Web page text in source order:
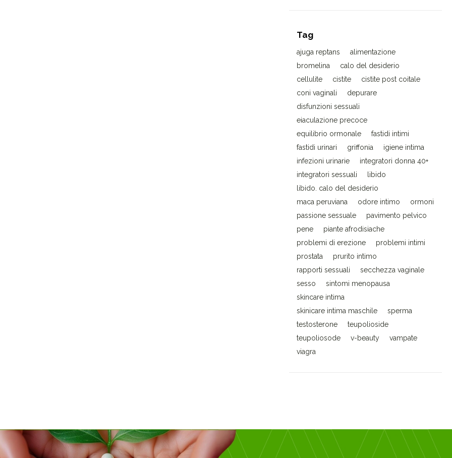
Tag
ajuga reptans
alimentazione
bromelina
calo del desiderio
cellulite
cistite
cistite post coitale
coni vaginali
depurare
disfunzioni sessuali
eiaculazione precoce
equilibrio ormonale
fastidi intimi
fastidi urinari
griffonia
igiene intima
infezioni urinarie
integratori donna 40+
integratori sessuali
libido
libido. calo del desiderio
maca peruviana
odore intimo
ormoni
passione sessuale
pavimento pelvico
pene
piante afrodisiache
problemi di erezione
problemi intimi
prostata
prurito intimo
rapporti sessuali
secchezza vaginale
sesso
sintomi menopausa
skincare intima
skinicare intima maschile
sperma
testosterone
teupolioside
teupoliosode
v-beauty
vampate
viagra